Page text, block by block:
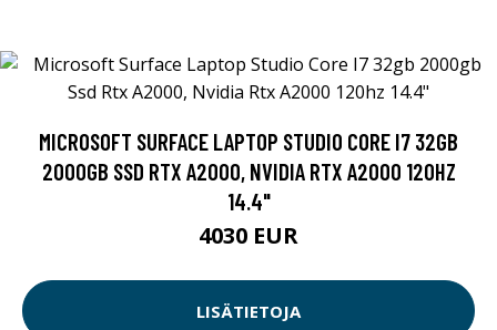
MICROSOFT SURFACE LAPTOP STUDIO CORE I7 32GB
2000GB SSD RTX A2000, NVIDIA RTX A2000 120HZ
14.4"
4030 EUR
LISÄTIETOJA